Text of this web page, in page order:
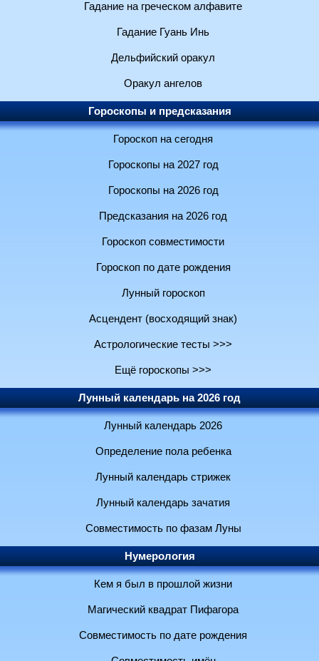
Гадание на греческом алфавите
Гадание Гуань Инь
Дельфийский оракул
Оракул ангелов
Гороскопы и предсказания
Гороскоп на сегодня
Гороскопы на 2027 год
Гороскопы на 2026 год
Предсказания на 2026 год
Гороскоп совместимости
Гороскоп по дате рождения
Лунный гороскоп
Асцендент (восходящий знак)
Астрологические тесты >>>
Ещё гороскопы >>>
Лунный календарь на 2026 год
Лунный календарь 2026
Определение пола ребенка
Лунный календарь стрижек
Лунный календарь зачатия
Совместимость по фазам Луны
Нумерология
Кем я был в прошлой жизни
Магический квадрат Пифагора
Совместимость по дате рождения